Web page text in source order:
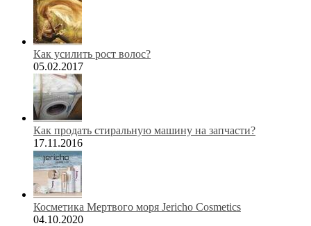
Как усилить рост волос?
05.02.2017
Как продать стиральную машину на запчасти?
17.11.2016
Косметика Мертвого моря Jericho Cosmetics
04.10.2020